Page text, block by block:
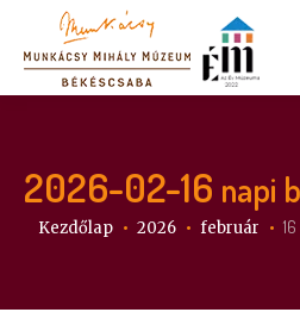
2026-02-16 napi
Itt vagy:
Kezdőlap 2026 február 16